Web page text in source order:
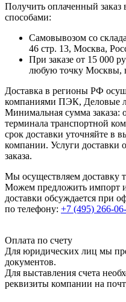
Получить оплаченный
способами:
Самовывозом со
46 стр. 13, Москва,
При заказе от 15 000
любую точку Москвы,
Доставка в регионы РФ
компаниями ПЭК, Деловые
Минимальная сумма заказа:
терминала транспортной
срок доставки уточняйте в
компании. Услуги доставки
заказа.
Мы осуществляем
Можем предложить импорт
доставки обсуждается при
по телефону: +7 (495) 266-
Оплата по счету
Для юридических лиц мы
документов.
Для выставления счета
реквизиты компании на